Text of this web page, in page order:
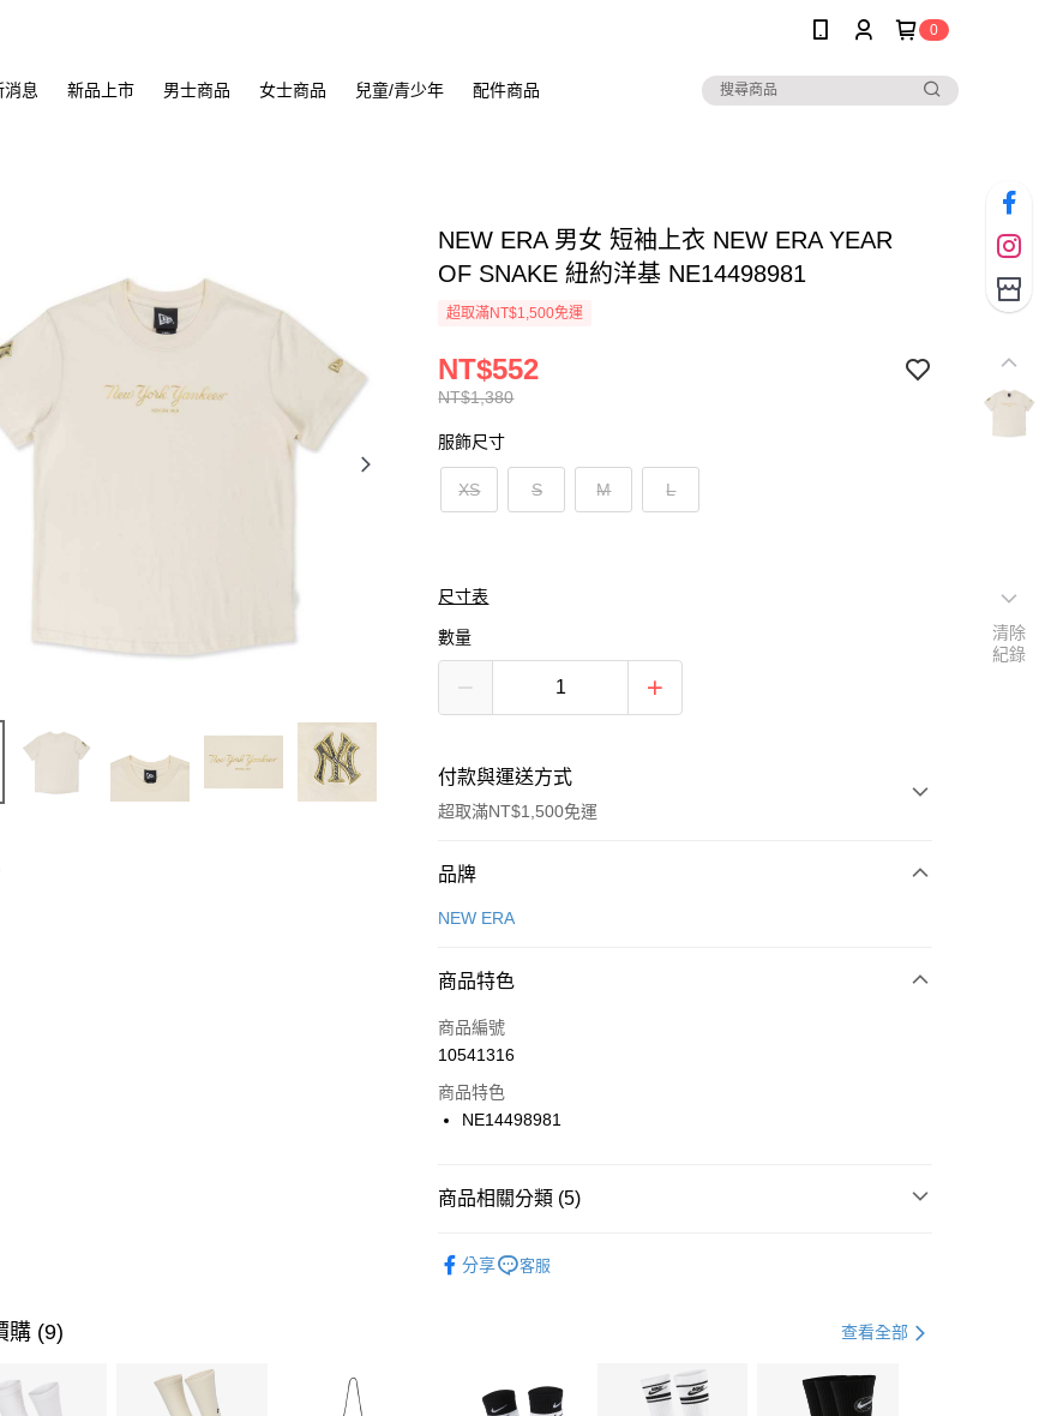
0
消息 新品上市 男士商品 女士商品 兒童/青少年 配件商品
NEW ERA 男女 短袖上衣 NEW ERA YEAR
OF SNAKE 紐約洋基 NE14498981
超取滿NT$1,500免運
NT$1,380
NT$552
服飾尺寸
XS S M L
尺寸表
數量
付款與運送方式
超取滿NT$1,500免運
付款方式
信用卡一次付款
合作金庫商業銀行
華南商業銀行
上海商業儲蓄銀行
國泰世華商業銀行
聯邦商業銀行
台新國際商業銀行
LINE Pay
Apple Pay
【關於「AFTEE先享後付」】
３．安心：先確認商品／服務後，再付款。
每筆NT$100，滿NT$1,500(含以上)免運費
品牌
NEW ERA
商品特色
商品編號
10541316
商品特色
NE14498981
商品相關分類 (5)
促銷活動 清爽穿搭｜短袖上衣4折起
分享 客服
購 (9) 查看全部
清除
紀錄